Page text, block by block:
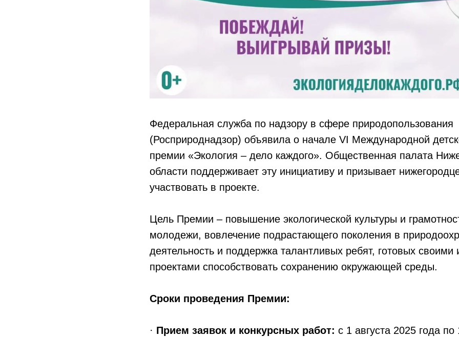
Федеральная служба по надзору в сфере природопользования
(Росприроднадзор) объявила о начале VI Международной
премии «Экология – дело каждого». Общественная палата
области поддерживает эту инициативу и призывает
участвовать в проекте.
Цель Премии – повышение экологической культуры и
молодежи, вовлечение подрастающего поколения в
деятельность и поддержка талантливых ребят, готовых своими
проектами способствовать сохранению окружающей среды.
Сроки проведения Премии:
· Прием заявок и конкурсных работ: с 1 августа 2025 года